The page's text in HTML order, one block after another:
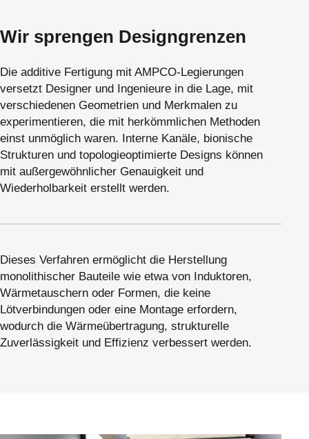
Wir sprengen Designgrenzen
Die additive Fertigung mit AMPCO-Legierungen
versetzt Designer und Ingenieure in die Lage, mit
verschiedenen Geometrien und Merkmalen zu
experimentieren, die mit herkömmlichen Methoden
einst unmöglich waren. Interne Kanäle, bionische
Strukturen und topologieoptimierte Designs können
mit außergewöhnlicher Genauigkeit und
Wiederholbarkeit erstellt werden.
Dieses Verfahren ermöglicht die Herstellung
monolithischer Bauteile wie etwa von Induktoren,
Wärmetauschern oder Formen, die keine
Lötverbindungen oder eine Montage erfordern,
wodurch die Wärmeübertragung, strukturelle
Zuverlässigkeit und Effizienz verbessert werden.